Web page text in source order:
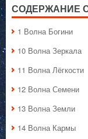
СОДЕРЖАНИЕ
1 Волна Богини
10 Волна Зеркала
11 Волна Лёгкости
12 Волна Семени
13 Волна Земли
14 Волна Кармы